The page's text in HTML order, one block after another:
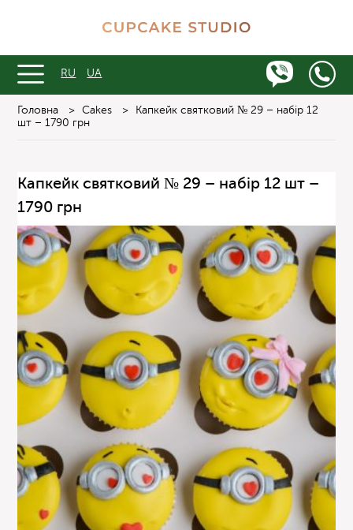
RU UA
Головна > Cakes >
Капкейк святковий № 29 – набір 12
шт – 1790 грн
Капкейк святковий № 29 – набір 12 шт –
1790 грн